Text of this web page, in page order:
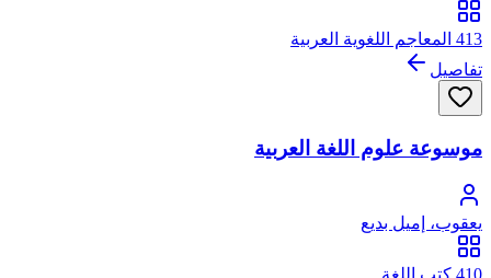
413 المعاجم اللغوية العربية
تفاصيل
موسوعة علوم اللغة العربية
يعقوب، إميل بديع
410 كتب اللغة